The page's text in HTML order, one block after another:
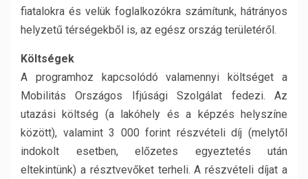
fiatalokra és velük foglalkozókra számítunk, hátrányos
helyzetű térségekből is, az egész ország területéről.
Költségek
A programhoz kapcsolódó valamennyi költséget a
Mobilitás Országos Ifjúsági Szolgálat fedezi. Az
utazási költség (a lakóhely és a képzés helyszíne
között), valamint 3 000 forint részvételi díj (melytől
indokolt esetben, előzetes egyeztetés után
eltekintünk) a résztvevőket terheli. A részvételi díjat a